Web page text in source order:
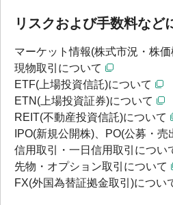
リスクおよび手数料など
マーケット情報(株式市況・株
現物取引について
ETF(上場投資信託)について
ETN(上場投資証券)について
REIT(不動産投資信託)について
IPO(新規公開株)、PO(公募・売
信用取引・一日信用取引につい
先物・オプション取引について
FX(外国為替証拠金取引)につい